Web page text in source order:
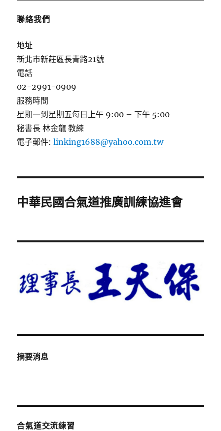
聯絡我們
地址
新北市新莊區長青路21號
電話
02-2991-0909
服務時間
星期一到星期五每日上午 9:00 – 下午 5:00
秘書長 林金龍 教練
電子郵件:linking1688@yahoo.com.tw
中華民國合氣道推廣訓練協進會
摘要消息
合氣道交流練習